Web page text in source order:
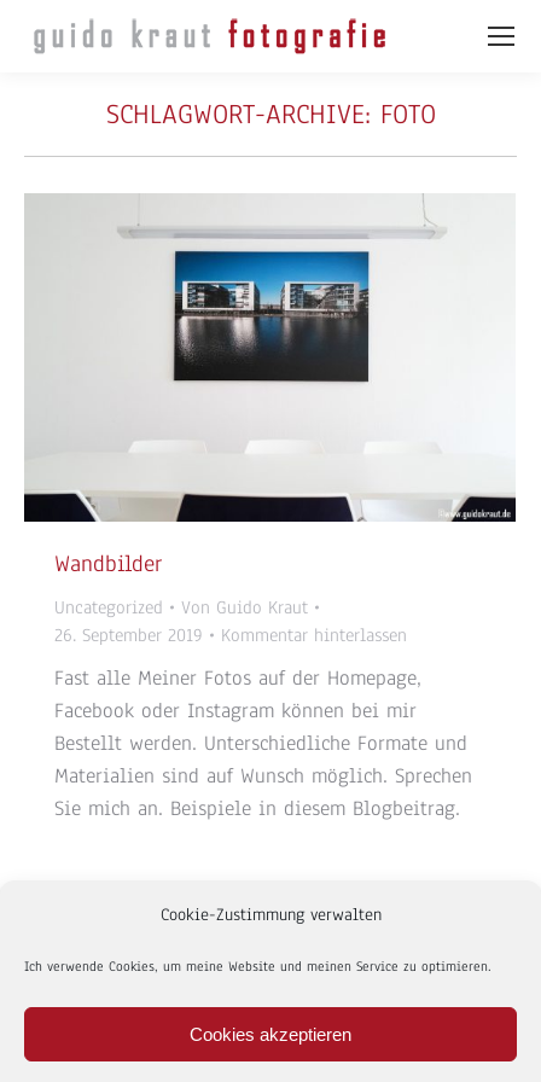
Cookie-Zustimmung verwalten
Ich verwende Cookies, um meine Website und meinen Service zu optimieren.
Cookies akzeptieren
SCHLAGWORT-ARCHIVE: FOTO
Wandbilder
Uncategorized Von Guido Kraut
26. September 2019
Kommentar hinterlassen
Fast alle Meiner Fotos auf der Homepage,
Facebook oder Instagram können bei mir
Bestellt werden. Unterschiedliche Formate und
Materialien sind auf Wunsch möglich. Sprechen
Sie mich an. Beispiele in diesem Blogbeitrag.
© Alle Fotos unterliegen dem Urheberrecht | guido kraut
fotografie | Am Hain 23 | D-42781 Haan | Tel: +49 171 177 4456 |